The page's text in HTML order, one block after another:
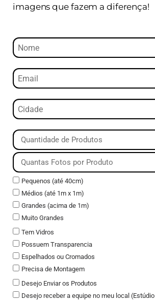
imagens que fazem a diferença!
Pequenos (até 40cm)
Médios (até 1m x 1m)
Grandes (acima de 1m)
Muito Grandes
Tem Vidros
Possuem Transparencia
Espelhados ou Cromados
Precisa de Montagem
Desejo Enviar os Produtos
Desejo receber a equipe no meu local (Estúdio